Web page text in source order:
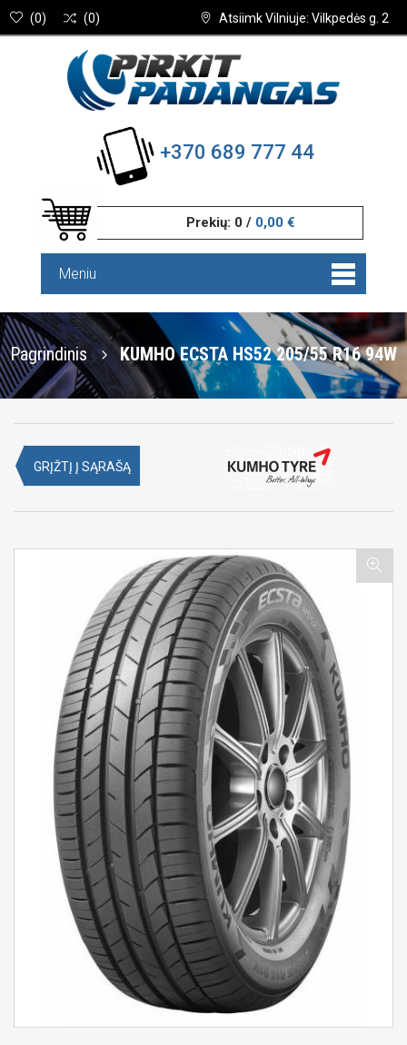
Atsiimk Vilniuje: Vilkpedės g. 2
(0) (0)
+370 689 777 44
Prekių: 0 / 0,00 €
Meniu
Pagrindinis KUMHO ECSTA HS52 205/55 R16 94W
GRĮŽTĮ Į SĄRAŠĄ